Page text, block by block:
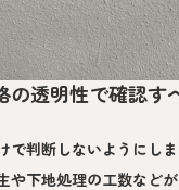
の透明性で確認す
で判断しないようにし
や下地処理の工数など